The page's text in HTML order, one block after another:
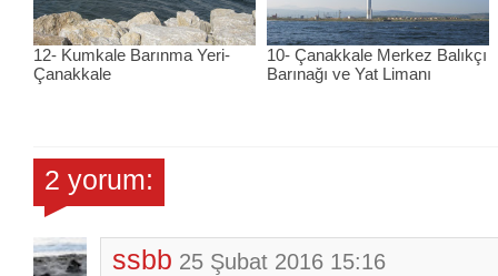
12- Kumkale Barınma Yeri-
Çanakkale
10- Çanakkale Merkez Balıkçı
Barınağı ve Yat Limanı
2 yorum:
ssbb 25 Şubat 2016 15:16